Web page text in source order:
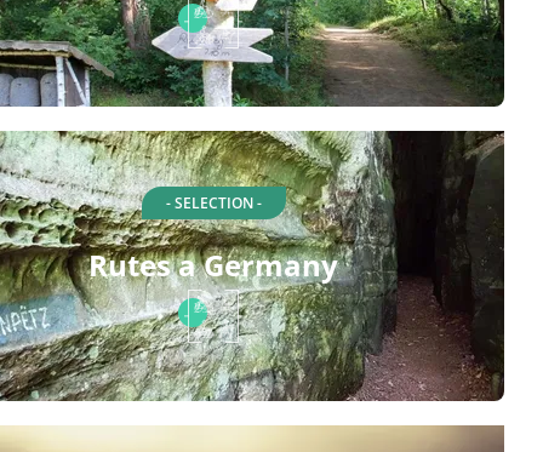
- SELECTION -
Rutes a Germany